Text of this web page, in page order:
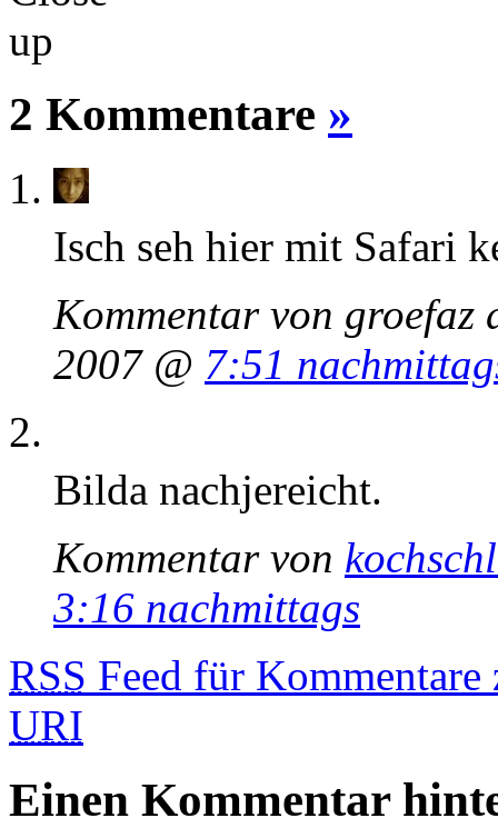
2 Kommentare »
Isch seh hier mit Safari
Kommentar von
2007 @ 7:51
Bilda nachjereicht.
Kommentar von
3:16 nachmittags
RSS Feed für Kommentare
URI
Einen Kommentar